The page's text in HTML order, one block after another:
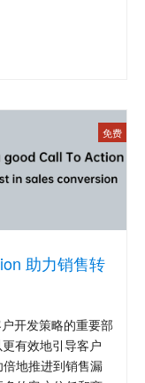
助力销售转
免费
开发策略的重要部
有效地引导客户
地推进到销售漏